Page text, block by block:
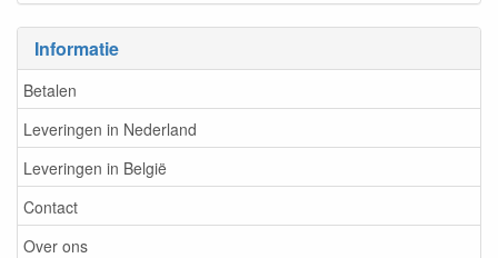
Informatie
Betalen
Leveringen in Nederland
Leveringen in België
Contact
Over ons